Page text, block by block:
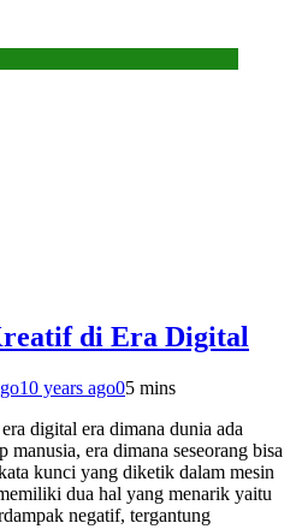
di Era Digital
10 years ago05 mins
digital era dimana dunia ada
manusia, era dimana seseorang bisa
kunci yang diketik dalam mesin
dua hal yang menarik yaitu
negatif, tergantung